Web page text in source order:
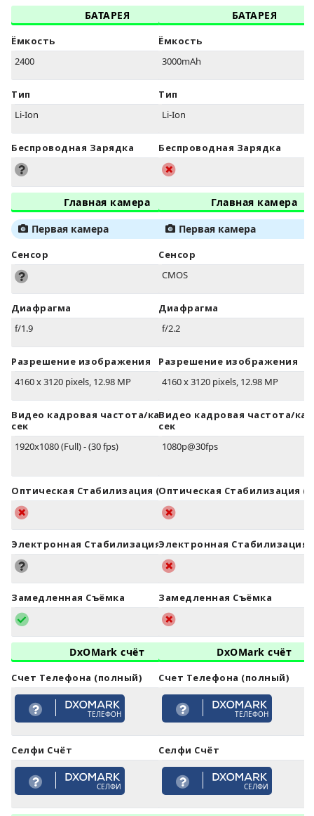
БАТАРЕЯ
Ёмкость
2400
Тип
Li-Ion
Беспроводная Зарядка
Главная камера
Первая камера
Сенсор
Диафрагма
f/1.9
Разрешение изображения
4160 x 3120 pixels, 12.98 MP
Видео кадровая частота/кадров в
сек
1920x1080 (Full) - (30 fps)
Оптическая Стабилизация (OIS)
Электронная Стабилизация (EIS)
Замедленная Съёмка
DxOMark счёт
Счет Телефона (полный)
ТЕЛЕФОН
Селфи Счёт
СЕЛФИ
БАТАРЕЯ
Ёмкость
3000mAh
Тип
Li-Ion
Беспроводная Зарядка
Главная камера
Первая камера
Сенсор
CMOS
Диафрагма
f/2.2
Разрешение изображения
4160 x 3120 pixels, 12.98 MP
Видео кадровая частота/
сек
1080p@30fps
Оптическая Стабилизация
Электронная Стабилизация
Замедленная Съёмка
DxOMark счёт
Счет Телефона (полный)
ТЕЛЕФОН
Селфи Счёт
СЕЛФИ